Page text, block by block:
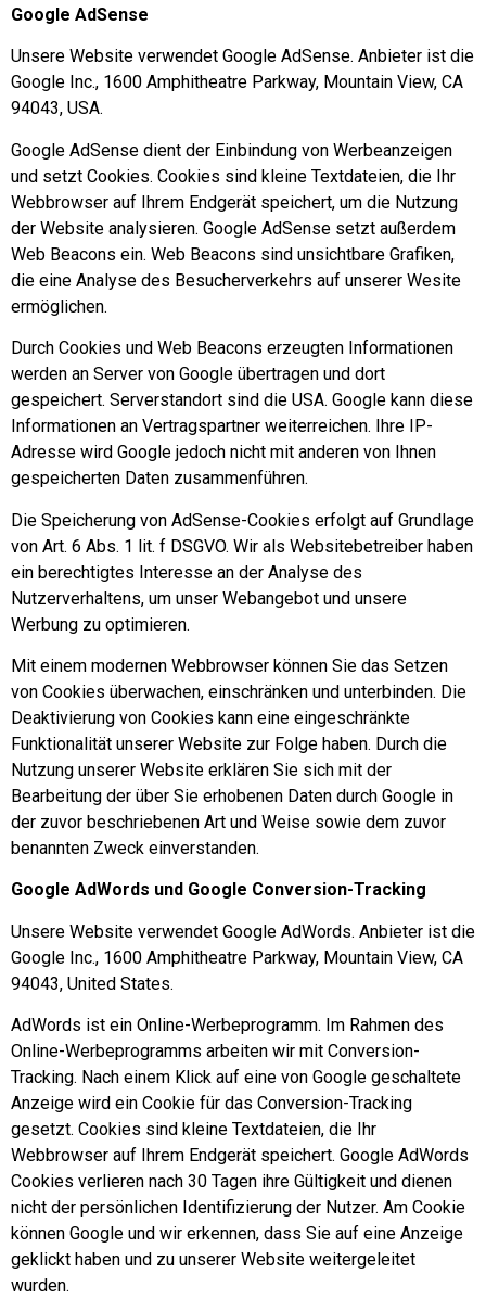
Google AdSense
Unsere Website verwendet Google AdSense. Anbieter ist die
Google Inc., 1600 Amphitheatre Parkway, Mountain View, CA
94043, USA.
Google AdSense dient der Einbindung von Werbeanzeigen
und setzt Cookies. Cookies sind kleine Textdateien, die Ihr
Webbrowser auf Ihrem Endgerät speichert, um die Nutzung
der Website analysieren. Google AdSense setzt außerdem
Web Beacons ein. Web Beacons sind unsichtbare Grafiken,
die eine Analyse des Besucherverkehrs auf unserer Wesite
ermöglichen.
Durch Cookies und Web Beacons erzeugten Informationen
werden an Server von Google übertragen und dort
gespeichert. Serverstandort sind die USA. Google kann diese
Informationen an Vertragspartner weiterreichen. Ihre IP-
Adresse wird Google jedoch nicht mit anderen von Ihnen
gespeicherten Daten zusammenführen.
Die Speicherung von AdSense-Cookies erfolgt auf Grundlage
von Art. 6 Abs. 1 lit. f DSGVO. Wir als Websitebetreiber haben
ein berechtigtes Interesse an der Analyse des
Nutzerverhaltens, um unser Webangebot und unsere
Werbung zu optimieren.
Mit einem modernen Webbrowser können Sie das Setzen
von Cookies überwachen, einschränken und unterbinden. Die
Deaktivierung von Cookies kann eine eingeschränkte
Funktionalität unserer Website zur Folge haben. Durch die
Nutzung unserer Website erklären Sie sich mit der
Bearbeitung der über Sie erhobenen Daten durch Google in
der zuvor beschriebenen Art und Weise sowie dem zuvor
benannten Zweck einverstanden.
Google AdWords und Google Conversion-Tracking
Unsere Website verwendet Google AdWords. Anbieter ist die
Google Inc., 1600 Amphitheatre Parkway, Mountain View, CA
94043, United States.
AdWords ist ein Online-Werbeprogramm. Im Rahmen des
Online-Werbeprogramms arbeiten wir mit Conversion-
Tracking. Nach einem Klick auf eine von Google geschaltete
Anzeige wird ein Cookie für das Conversion-Tracking
gesetzt. Cookies sind kleine Textdateien, die Ihr
Webbrowser auf Ihrem Endgerät speichert. Google AdWords
Cookies verlieren nach 30 Tagen ihre Gültigkeit und dienen
nicht der persönlichen Identifizierung der Nutzer. Am Cookie
können Google und wir erkennen, dass Sie auf eine Anzeige
geklickt haben und zu unserer Website weitergeleitet
wurden.